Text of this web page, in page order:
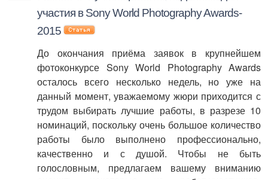
участия в Sony World Photography Awards-
2015
До окончания приёма заявок в крупнейшем
фотоконкурсе Sony World Photography Awards
осталось всего несколько недель, но уже на
данный момент, уважаемому жюри приходится с
трудом выбирать лучшие работы, в разрезе 10
номинаций, поскольку очень большое количество
работы было выполнено профессионально,
качественно и с душой. Чтобы не быть
голословным, предлагаем вашему вниманию